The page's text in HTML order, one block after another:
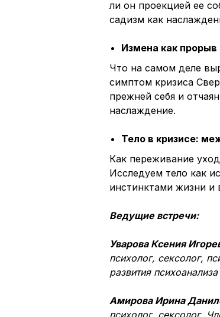
ли он проекцией ее
садизм как
Измена как прорыв
Что на самом деле
симптом кризиса
прежней себя и
наслаждение.
Тело в кризисе:
Как переживание
Исследуем тело как
инстинктами жизни и
Ведущие встречи:
Уварова Ксения
психолог, сексолог,
развития
Амирова Ирина